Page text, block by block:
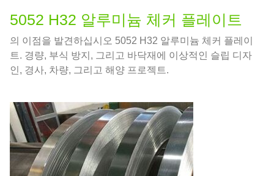
5052 H32 알루미늄 체커 플레이트
의 이점을 발견하십시오 5052 H32 알루미늄 체커 플레이
트. 경량, 부식 방지, 그리고 바닥재에 이상적인 슬립 디자
인, 경사, 차량, 그리고 해양 프로젝트.